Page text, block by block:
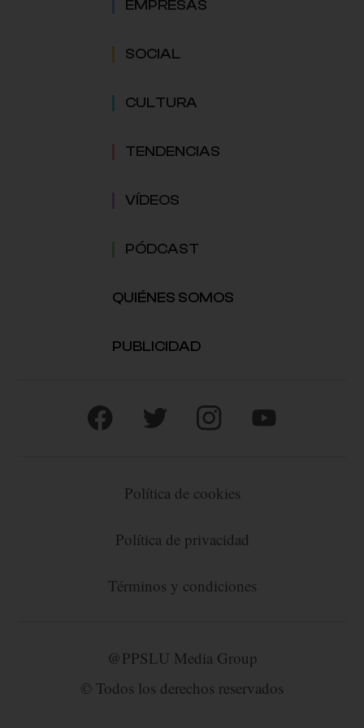
EMPRESAS
SOCIAL
CULTURA
TENDENCIAS
VÍDEOS
PÓDCAST
QUIÉNES SOMOS
PUBLICIDAD
Política de cookies
Política de privacidad
Términos y condiciones
@PPSLU Media Group
© Todos los derechos reservados